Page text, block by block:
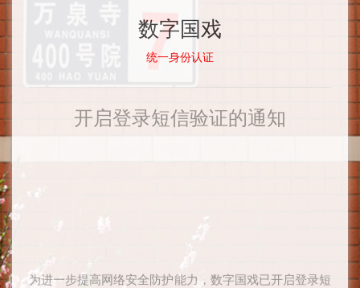
数字国戏
统一身份认证
开启登录短信验证的通知
为进一步提高网络安全防护能力，数字国戏已开启登录短